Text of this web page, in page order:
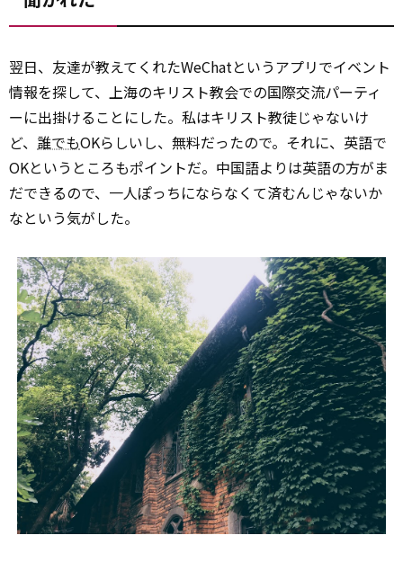
翌日、友達が教えてくれたWeChatというアプリでイベント
情報を探して、上海のキリスト教会での国際交流パーティ
ーに出掛けることにした。私はキリスト教徒じゃないけ
ど、 誰でもOKらしいし、無料だったので。それに、英語で
OKというところもポイントだ。中国語よりは英語の方がま
だできるので、一人ぽっちにならなくて済むんじゃないか
なという気がした。